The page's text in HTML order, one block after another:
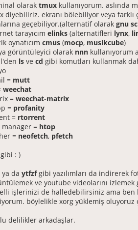
olarak tmux kullanıyorum. aslında
diyebiliriz. ekranı bölebiliyor veya farklı
geçebiliyor.(alternatif olarak gnu
tarayıcım elinks (alternatifleri lynx,
oynatıcım cmus (mocp, musikcube)
görüntüleyici olarak nnn kullanıyorum
ls ve cd gibi komutları kullanmak
= mutt
weechat
= weechat-matrix
= profanity
= rtorrent
manager = htop
= neofetch, pfetch
: )
ya da ytfzfgibi yazılımları da indirerek
ve youtube videolarını
işlerinizi de halledebilirsiniz ama ben
böylelikle xorg yüklemiş oluyoruz
delilikler arkadaşlar.